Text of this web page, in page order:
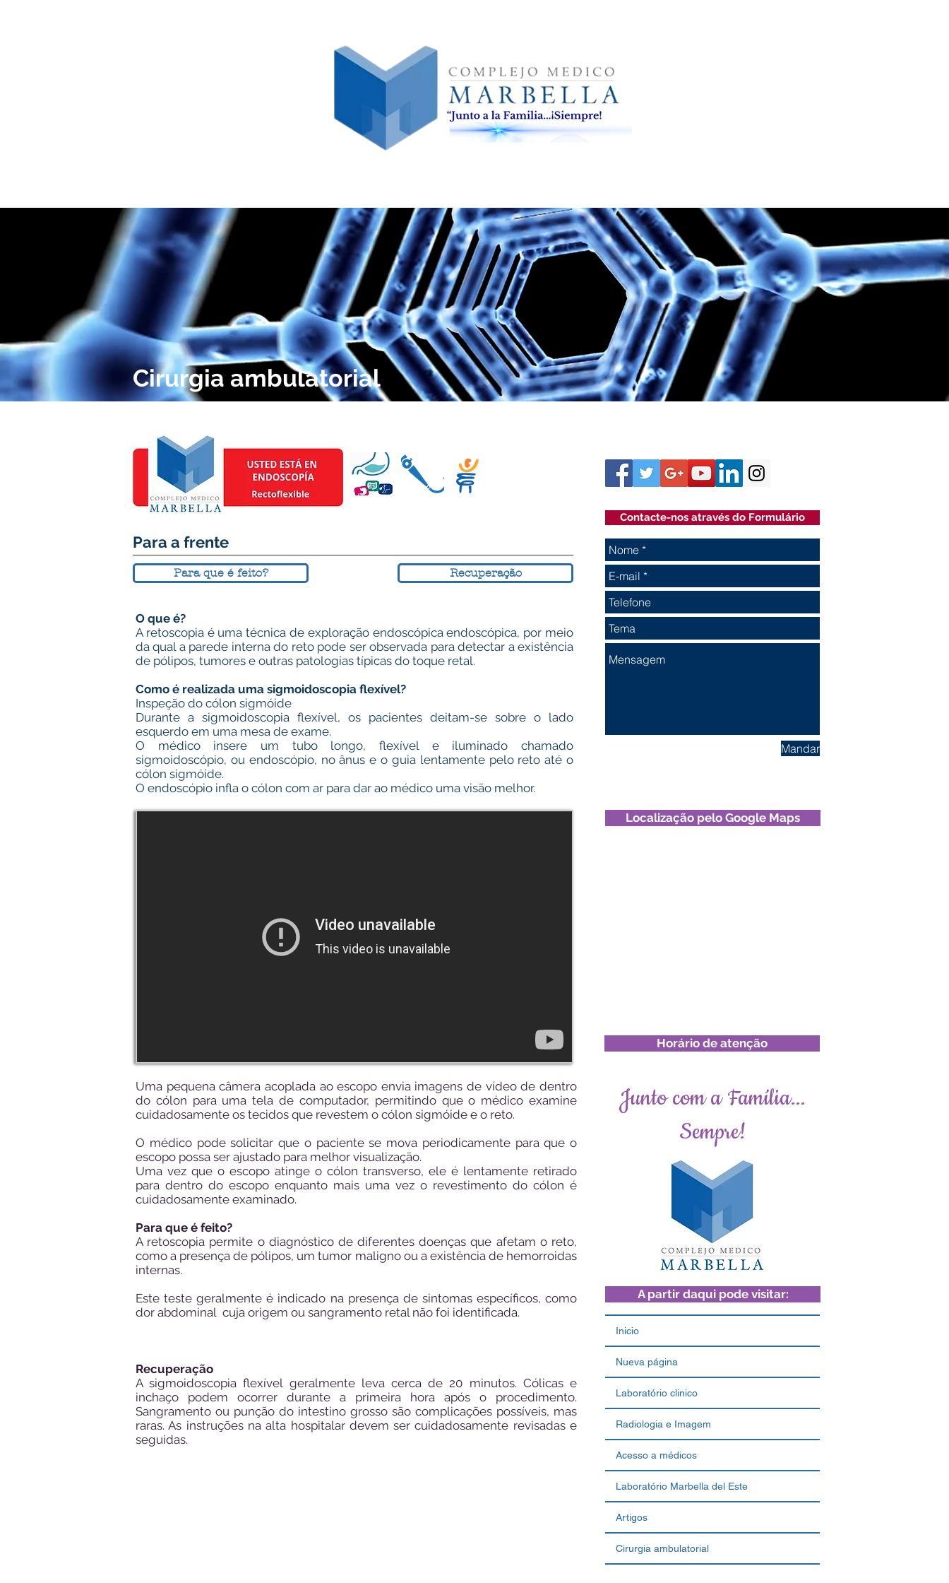
Cirurgia ambulatorial
Para a frente
Para que é feito? Recuperação
O que é?
A retoscopia é uma técnica de exploração endoscópica endoscópica, por meio
da qual a parede interna do reto pode ser observada para detectar a existência
de pólipos, tumores e outras patologias típicas do toque retal.
Como é realizada uma sigmoidoscopia flexível?
Inspeção do cólon sigmóide
Durante a sigmoidoscopia flexível, os pacientes deitam-se sobre o lado
esquerdo em uma mesa de exame.
O médico insere um tubo longo, flexível e iluminado chamado
sigmoidoscópio, ou endoscópio, no ânus e o guia lentamente pelo reto até o
cólon sigmóide.
O endoscópio infla o cólon com ar para dar ao médico uma visão melhor.
Contacte-nos através do Formulário
Mandar
Localização pelo Google Maps
Horário de atenção
Uma pequena câmera acoplada ao escopo envia imagens de vídeo de dentro
do cólon para uma tela de computador, permitindo que o médico examine
cuidadosamente os tecidos que revestem o cólon sigmóide e o reto.
O médico pode solicitar que o paciente se mova periodicamente para que o
escopo possa ser ajustado para melhor visualização.
Uma vez que o escopo atinge o cólon transverso, ele é lentamente retirado
para dentro do escopo enquanto mais uma vez o revestimento do cólon é
cuidadosamente examinado.
Para que é feito?
A retoscopia permite o diagnóstico de diferentes doenças que afetam o reto,
como a presença de pólipos, um tumor maligno ou a existência de hemorroidas
internas.
Este teste geralmente é indicado na presença de sintomas específicos, como
dor abdominal cuja origem ou sangramento retal não foi identificada.
Recuperação
A sigmoidoscopia flexível geralmente leva cerca de 20 minutos. Cólicas e
inchaço podem ocorrer durante a primeira hora após o procedimento.
Sangramento ou punção do intestino grosso são complicações possíveis, mas
raras. As instruções na alta hospitalar devem ser cuidadosamente revisadas e
seguidas.
Junto com a Família...
Sempre!
A partir daqui pode visitar:
Inicio
Nueva página
Laboratório clinico
Radiologia e Imagem
Acesso a médicos
Laboratório Marbella del Este
Artigos
Cirurgia ambulatorial